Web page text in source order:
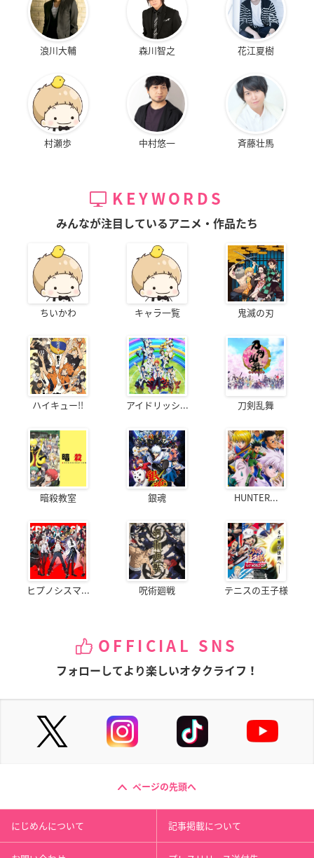
浪川大輔 森川智之 花江夏樹
村瀬歩 中村悠一 斉藤壮馬
KEYWORDS
みんなが注目しているアニメ・作品たち
ちいかわ キャラ一覧 鬼滅の刃
ハイキュー!! アイドリッシ... 刀剣乱舞
暗殺教室 銀魂 HUNTER...
ヒプノシスマ... 呪術廻戦 テニスの王子様
OFFICIAL SNS
フォローしてより楽しいオタクライフ！
ページの先頭へ
にじめんについて 記事掲載について